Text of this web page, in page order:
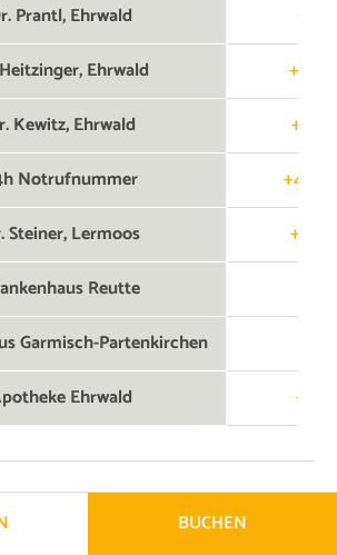
Prantl, Ehrwald
+43
Ehrwald
+43
Kewitz, Ehrwald
+43
Notrufnummer
+43
Steiner, Lermoos
+43
Reutte
Garmisch-Partenkirchen
Ehrwald
+43
Resort, inkl. auf den Zimmern und
BUCHEN